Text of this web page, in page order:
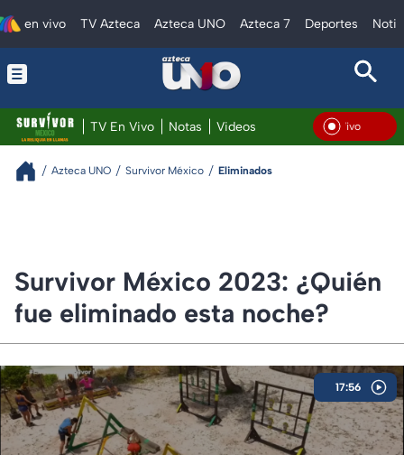
en vivo TV Azteca Azteca UNO Azteca 7 Deportes
TV En Vivo Notas Videos En Vivo
Azteca UNO Survivor México Eliminados
Survivor México 2023: ¿Quién
fue eliminado esta noche?
17:56